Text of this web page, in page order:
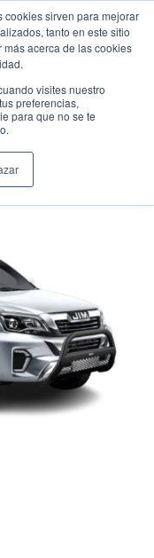
cookies sirven para mejorar
tanto en este sitio
acerca de las cookies
visites nuestro
preferencias,
para que no se te